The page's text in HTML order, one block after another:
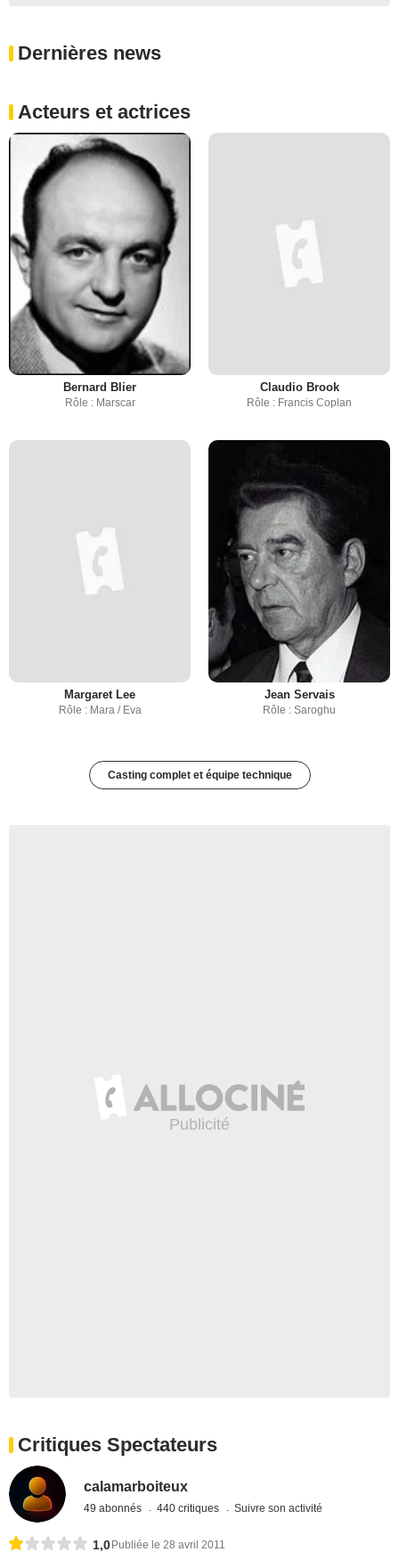
Dernières news
Acteurs et actrices
Bernard Blier
Rôle : Marscar
Claudio Brook
Rôle : Francis Coplan
Margaret Lee
Rôle : Mara / Eva
Jean Servais
Rôle : Saroghu
Casting complet et équipe technique
Critiques Spectateurs
calamarboiteux
49 abonnés 440 critiques Suivre son activité
1,0 Publiée le 28 avril 2011